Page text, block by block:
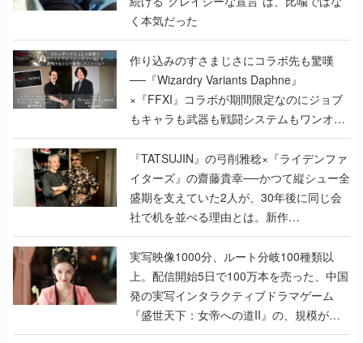
──『Wizardry Variants Daphne』
×『FFXI』コラボが期間限定なのにジョブ
もキャラも武器も戦闘システムもワンオフ
で作り込まれた理由を両ディレクターに聞
く
『TATSUJIN』の弓削雅稔×『ライデンファ
イターズ』の齋藤貴幸──かつて縦シュー全
盛期を支えていた2人が、30年後に同じ会
社で机を並べる理由とは。新作
『TATSUJIN EXTREME』で初タッグを組
んだレジェンド2人に訊く開発秘話
実写映像1000分、ルート分岐100種類以
上。配信開始5日で100万本を売った、中国
発の実写インタラクティブドラマゲーム
『盛世天下：女帝への道II』の、規模が違
うこだわりをプロデューサーに聞いた
半年でアプリストアをオープン？ スマホア
プリの“代替ストア”として、わずか6ヵ月で
国内向けローンチを行った発見型ストア